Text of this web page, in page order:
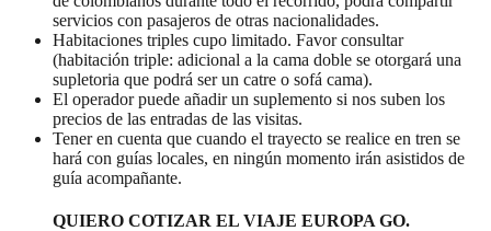
servicios con pasajeros de otras nacionalidades.
Habitaciones triples cupo limitado. Favor consultar
(habitación triple: adicional a la cama doble se otorgará una
supletoria que podrá ser un catre o sofá cama).
El operador puede añadir un suplemento si nos suben los
precios de las entradas de las visitas.
Tener en cuenta que cuando el trayecto se realice en tren se
hará con guías locales, en ningún momento irán asistidos de
guía acompañante.
QUIERO COTIZAR EL VIAJE EUROPA GO.